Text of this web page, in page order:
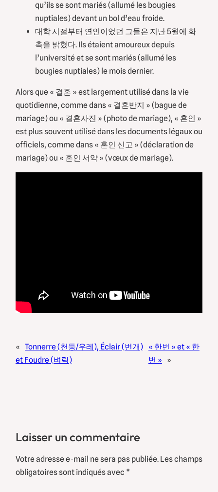
qu’ils se sont mariés (allumé les bougies
nuptiales) devant un bol d’eau froide.
대학 시절부터 연인이었던 그들은 지난 5월에 화
촉을 밝혔다. Ils étaient amoureux depuis
l’université et se sont mariés (allumé les
bougies nuptiales) le mois dernier.
Alors que « 결혼 » est largement utilisé dans la vie
quotidienne, comme dans « 결혼반지 » (bague de
mariage) ou « 결혼사진 » (photo de mariage), « 혼인 »
est plus souvent utilisé dans les documents légaux ou
officiels, comme dans « 혼인 신고 » (déclaration de
mariage) ou « 혼인 서약 » (vœux de mariage).
« Tonnerre (천둥/우레), Éclair (번개)
et Foudre (벼락)
« 한번 » et « 한
번 »
»
Laisser un commentaire
Votre adresse e-mail ne sera pas publiée. Les champs
obligatoires sont indiqués avec *